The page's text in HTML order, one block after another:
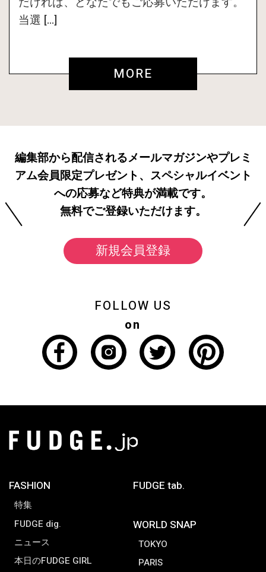
当選 […]
MORE
編集部から配信されるメールマガジンやプレミ
アム会員限定プレゼント、スペシャルイベント
への応募など特典が満載です。
無料でご登録いただけます。
新規会員登録
FOLLOW US
on
FASHION
特集
FUDGE dig.
ニュース
本日のFUDGE GIRL
FUDGE tab.
WORLD SNAP
TOKYO
PARIS